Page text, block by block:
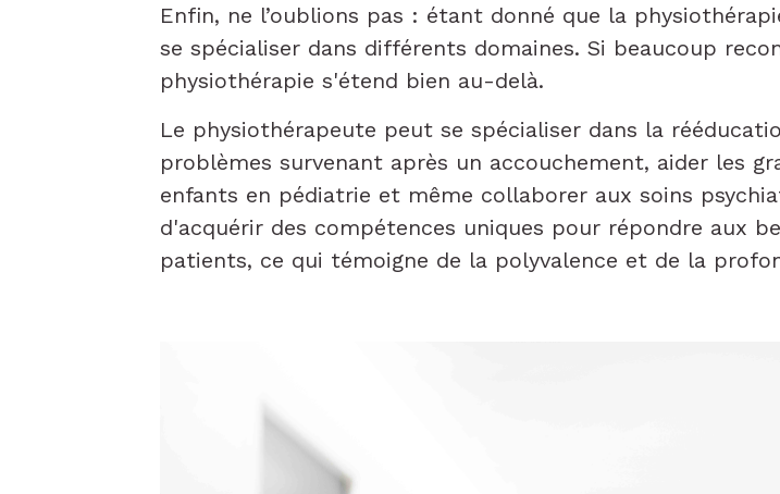
Enfin, ne l’oublions pas : étant donné que la
se spécialiser dans différents domaines. Si beaucoup
physiothérapie s'étend bien au-delà.
Le physiothérapeute peut se spécialiser dans la
problèmes survenant après un accouchement, aider les
enfants en pédiatrie et même collaborer aux soins
d'acquérir des compétences uniques pour répondre aux
patients, ce qui témoigne de la polyvalence et de la